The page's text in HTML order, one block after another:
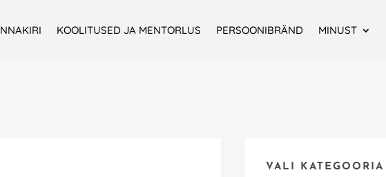
KOOLITUSED JA MENTORLUS PERSOONIBRÄND MINUST
VALI KATEGOORIA